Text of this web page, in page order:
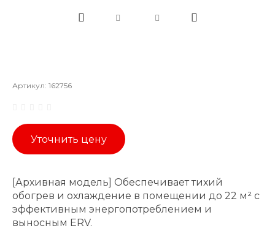
Артикул: 162756
Уточнить цену
[Архивная модель] Обеспечивает тихий
обогрев и охлаждение в помещении до 22 м² с
эффективным энергопотреблением и
выносным ERV.